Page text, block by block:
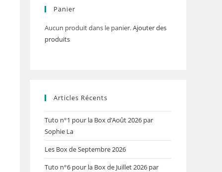
Panier
Aucun produit dans le panier.Ajouter des
produits
Articles Récents
Tuto n°1 pour la Box d’Août 2026 par
Sophie La
Les Box de Septembre 2026
Tuto n°6 pour la Box de Juillet 2026 par